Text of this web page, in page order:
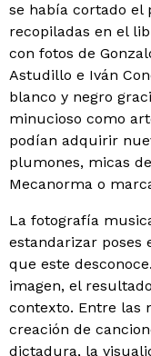
se había cortado el
recopiladas en el
con fotos de
Astudillo e Iván
blanco y negro
minucioso como
podían adquirir
plumones, micas
Mecanorma o
La fotografía
estandarizar
que este
imagen, el
contexto. Entre las
creación de
dictadura, la